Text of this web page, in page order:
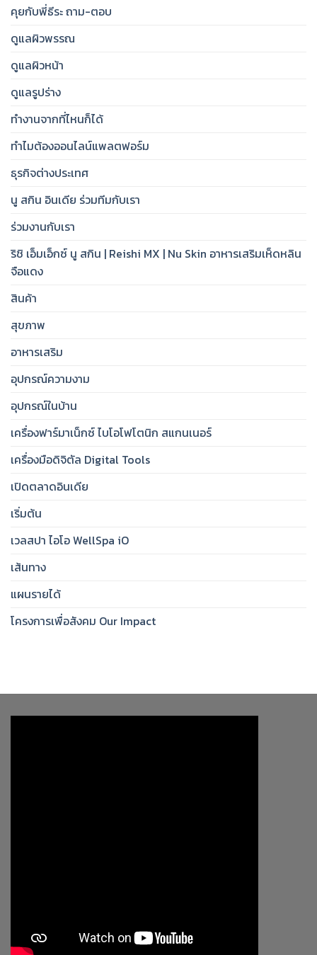
คุยกับพี่ธีระ ถาม-ตอบ
ดูแลผิวพรรณ
ดูแลผิวหน้า
ดูแลรูปร่าง
ทำงานจากที่ไหนก็ได้
ทำไมต้องออนไลน์แพลตฟอร์ม
ธุรกิจต่างประเทศ
นู สกิน อินเดีย ร่วมทีมกับเรา
ร่วมงานกับเรา
ริชิ เอ็มเอ็กซ์ นู สกิน | Reishi MX | Nu Skin อาหารเสริมเห็ดหลิน
จือแดง
สินค้า
สุขภาพ
อาหารเสริม
อุปกรณ์ความงาม
อุปกรณ์ในบ้าน
เครื่องฟาร์มาเน็กซ์ ไบโอโฟโตนิก สแกนเนอร์
เครื่องมือดิจิตัล Digital Tools
เปิดตลาดอินเดีย
เริ่มต้น
เวลสปา ไอโอ WellSpa iO
เส้นทาง
แผนรายได้
โครงการเพื่อสังคม Our Impact